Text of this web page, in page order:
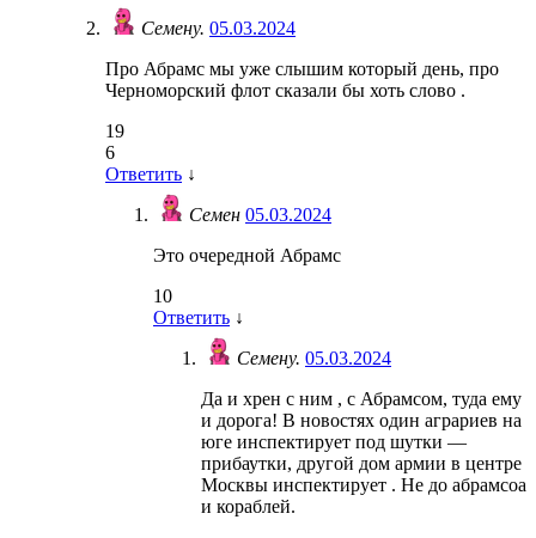
Семену. 05.03.2024
Про Абрамс мы уже слышим который день, про
Черноморский флот сказали бы хоть слово .
19
6
Ответить ↓
Семен 05.03.2024
Это очередной Абрамс
10
Ответить ↓
Семену. 05.03.2024
Да и хрен с ним , с Абрамсом, туда ему
и дорога! В новостях один аграриев на
юге инспектирует под шутки —
прибаутки, другой дом армии в центре
Москвы инспектирует . Не до абрамсоа
и кораблей.